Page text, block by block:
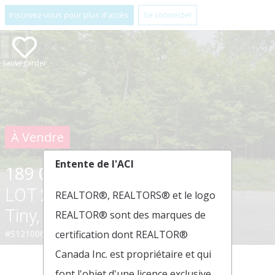
Inscrivez-vous pour plus d'accès Se connecter
Sauvegarder
À Vendre
189 000 $
LOT 24 VOYAGEUR DRIVE ,
Tiny, Ontario L9M0C2
#S12100692
Entente de l'ACI
REALTOR®, REALTORS® et le logo
REALTOR® sont des marques de
certification dont REALTOR®
Canada Inc. est propriétaire et qui